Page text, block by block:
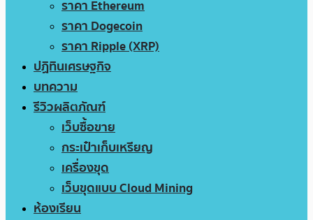
ราคา Ethereum
ราคา Dogecoin
ราคา Ripple (XRP)
ปฏิทินเศรษฐกิจ
บทความ
รีวิวผลิตภัณฑ์
เว็บซื้อขาย
กระเป๋าเก็บเหรียญ
เครื่องขุด
เว็บขุดแบบ Cloud Mining
ห้องเรียน